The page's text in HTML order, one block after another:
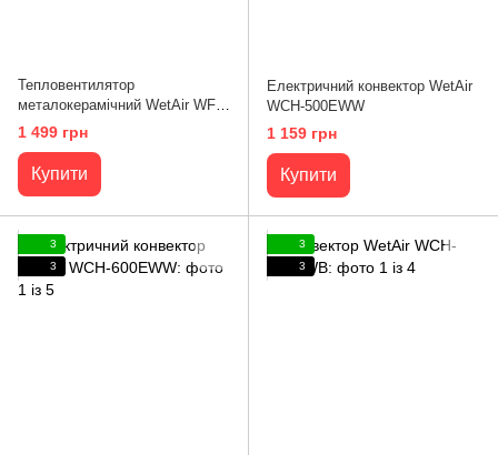
Тепловентилятор
металокерамічний WetAir WFH-
50B
1 499 грн
Купити
Електричний конвектор WetAir
WСH-500EWW
1 159 грн
Купити
3
3
3
3